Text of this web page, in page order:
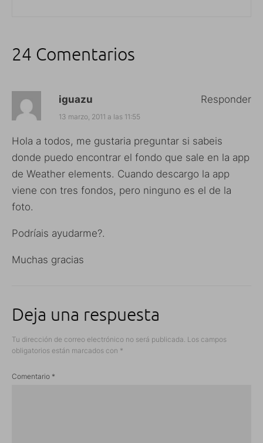
24 Comentarios
iguazu
13 marzo, 2011 a las 11:55
Hola a todos, me gustaria preguntar si sabeis
donde puedo encontrar el fondo que sale en la app
de Weather elements. Cuando descargo la app
viene con tres fondos, pero ninguno es el de la
foto.
Podríais ayudarme?.
Muchas gracias
Responder
Deja una respuesta
Tu dirección de correo electrónico no será publicada. Los campos
obligatorios están marcados con *
Comentario *